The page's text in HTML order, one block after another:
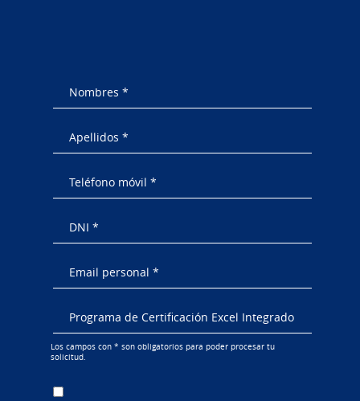
Los campos con * son obligatorios para poder procesar tu
solicitud.